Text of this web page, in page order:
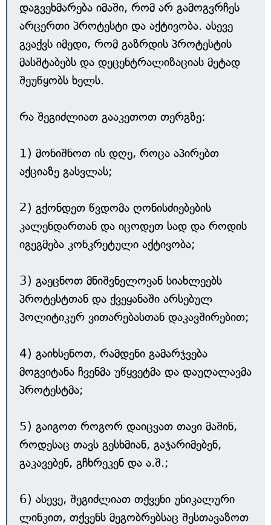
დაგვეხმარება იმაში, რომ არ გამოგვრჩეს
არცერთი პროტესტი და აქტივობა. ასევე
გვაქვს იმედი, რომ გაზრდის პროტესტის
მასშტაბებს და დეცენტრალიზაციას მეტად
შეუწყობს ხელს.
რა შეგიძლიათ გააკეთოთ თერგზე:
1) მონიშნოთ ის დღე, როცა აპირებთ
აქციაზე გასვლას;
2) გქონდეთ წვდომა ღონისძიებების
კალენდართან და იცოდეთ სად და როდის
იგეგმება კონკრეტული აქტივობა;
3) გაეცნოთ მნიშვნელოვან სიახლეებს
პროტესტთან და ქვეყანაში არსებულ
პოლიტიკურ ვითარებასთან დაკავშირებით;
4) გაიხსენოთ, რამდენი გამარჯვება
მოგვიტანა ჩვენმა უწყვეტმა და დაუღალავმა
პროტესტმა;
5) გაიგოთ როგორ დაიცვათ თავი მაშინ,
როდესაც თავს გესხმიან, გაჯარიმებენ,
გაკავებენ, გჩხრეკენ და ა.შ.;
6) ასევე, შეგიძლიათ თქვენი უნიკალური
ლინკით, თქვენს მეგობრებსაც შესთავაზოთ